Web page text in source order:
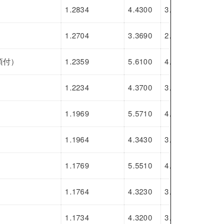
1.2834 4.4300 3.1466
1.2704 3.3690 2.0986
） 1.2359 5.6100 4.3741
1.2234 4.3700 3.1466
1.1969 5.5710 4.3741
1.1964 4.3430 3.1466
1.1769 5.5510 4.3741
1.1764 4.3230 3.1466
1.1734 4.3200 3.1466